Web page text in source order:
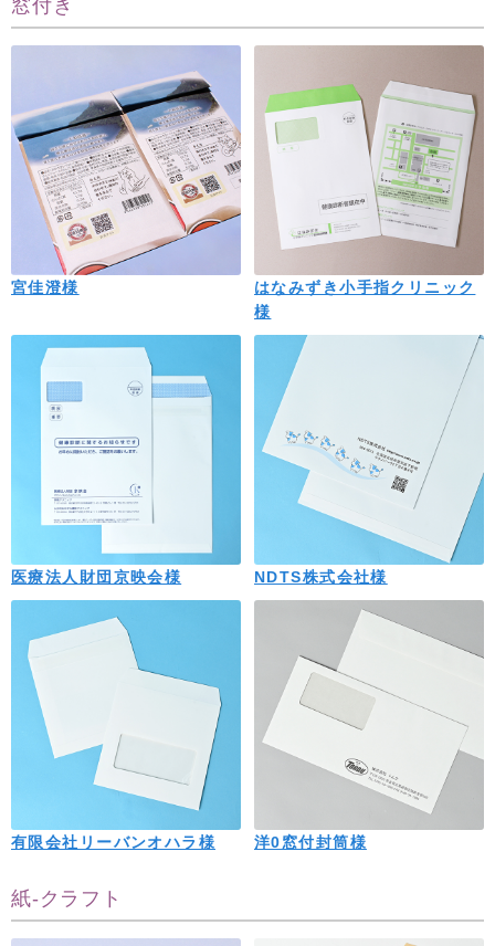
窓付き
宮佳澄様
はなみずき小手指クリニック
様
医療法人財団京映会様 NDTS株式会社様
有限会社リーバンオハラ様 洋0窓付封筒様
紙-クラフト